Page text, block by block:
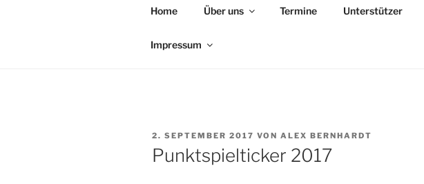
Home Über uns Termine Unterstützer
Impressum
VERÖFFENTLICHT
AM
2. SEPTEMBER 2017 VON ALEX BERNHARDT
Punktspielticker 2017